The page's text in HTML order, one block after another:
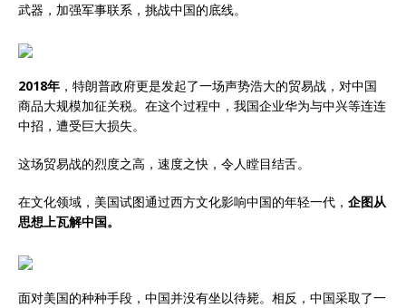
武器，加强军事联系，挑战中国的底线。
2018年 ，特朗普政府更是发起了一场声势浩大的贸易战，对中国
商品大规模加征关税。在这个过程中，我国企业华为与中兴等连连
中招，遭受巨大损失。
这场贸易战的烈度之高，速度之快，令人瞠目结舌。
在文化领域，美国试图通过西方文化影响中国的年轻一代， 企图从
思想上瓦解中国。
面对美国的种种手段，中国并没有坐以待毙。相反，中国采取了一